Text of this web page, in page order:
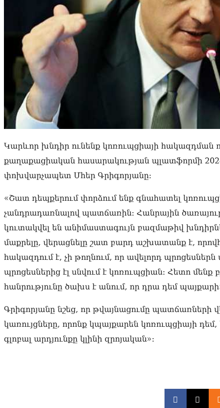
Կարևոր խնդիր ունենք կոռուպցիայի հակազդման
քաղաքացիական հասարակության պլատֆորմի
փոխվարչապետ Մհեր Գրիգորյանը։
«Շատ դեպքերում փորձում ենք գնահատել
չանդրադառնալով պատճառին։ Հանրային
կուտակվել են անիմաստագույն բազմաթիվ
մաքրելը, վերացնելը շատ բարդ աշխատանք է,
հակազդում է, չի թողնում, որ ավելորդ
պրոցեսներից էլ սնվում է կոռուպցիան։ Հետո մենք
հանրությունը ծախս է անում, որ դրա դեմ
Գրիգորյանը նշեց, որ թվայնացումը պատճառների
կառույցները, որոնք կպայքարեն կոռուպցիայի
գլոբալ արդյունքը կլինի զրոյական»։